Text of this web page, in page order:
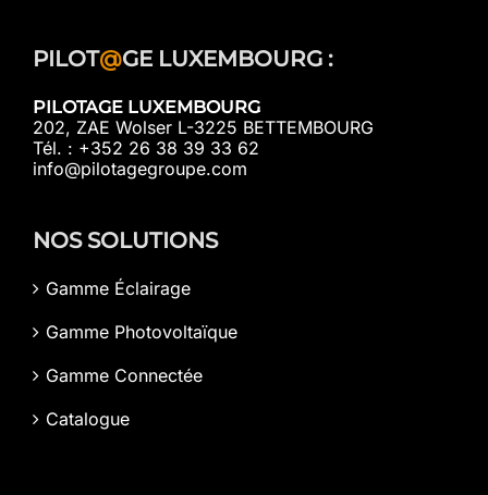
PILOT@GE LUXEMBOURG :
PILOTAGE LUXEMBOURG
202, ZAE Wolser L-3225 BETTEMBOURG
Tél. : +352 26 38 39 33 62
info@pilotagegroupe.com
NOS SOLUTIONS
Gamme Éclairage
Gamme Photovoltaïque
Gamme Connectée
Catalogue